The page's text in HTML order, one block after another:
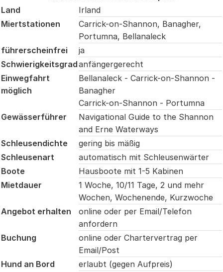
Land
Irland
Miertstationen
Carrick-on-Shannon, Banagher,
Portumna, Bellanaleck
führerscheinfrei
ja
Schwierigkeitsgradanfängergerecht
Einwegfahrt
möglich
Bellanaleck - Carrick-on-Shannon -
Banagher
Carrick-on-Shannon - Portumna
Gewässerführer
Navigational Guide to the Shannon
and Erne Waterways
Schleusendichte
gering bis mäßig
Schleusenart
automatisch mit Schleusenwärter
Boote
Hausboote mit 1-5 Kabinen
Mietdauer
1 Woche, 10/11 Tage, 2 und mehr
Wochen, Wochenende, Kurzwoche
Angebot erhalten
online oder per Email/Telefon
anfordern
Buchung
online oder Chartervertrag per
Email/Post
Hund an Bord
erlaubt (gegen Aufpreis)